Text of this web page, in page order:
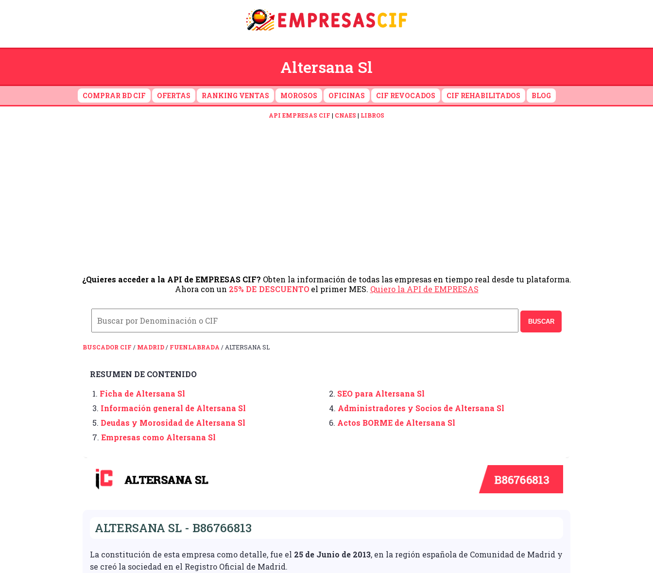
Altersana Sl
COMPRAR BD CIF OFERTAS RANKING VENTAS MOROSOS OFICINAS CIF REVOCADOS CIF REHABILITADOS BLOG
API EMPRESAS CIF | CNAES | LIBROS
¿Quieres acceder a la API de EMPRESAS CIF? Obten la información de todas las empresas en tiempo real desde tu plataforma.
Ahora con un 25% DE DESCUENTOel primer MES. Quiero la API de EMPRESAS
BUSCAR
BUSCADOR CIF / MADRID/ FUENLABRADA / ALTERSANA SL
RESUMEN DE CONTENIDO
1. Ficha de Altersana Sl 2. SEO para Altersana Sl
3. Información general de Altersana Sl 4. Administradores y Socios de Altersana Sl
5. Deudas y Morosidad de Altersana Sl 6. Actos BORME de Altersana Sl
7. Empresas como Altersana Sl
ALTERSANA SL - B86766813
La constitución de esta empresa como detalle, fue el 25 de Junio de 2013, en la región española de Comunidad de Madrid y
se creó la sociedad en el Registro Oficial de Madrid.